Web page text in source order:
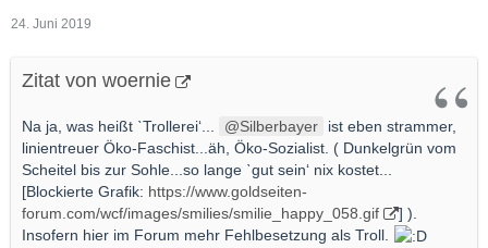
24. Juni 2019
Zitat von woernie
Na ja, was heißt ˋTrollerei‘... Silberbayer
ist eben strammer,
linientreuer Öko-Faschist...äh, Öko-Sozialist. ( Dunkelgrün vom
Scheitel bis zur Sohle...so lange ˋgut sein‘ nix kostet...
[Blockierte Grafik: https://www.goldseiten-
forum.com/wcf/images/smilies/smilie_happy_058.gif
] ).
Insofern hier im Forum mehr Fehlbesetzung als Troll.